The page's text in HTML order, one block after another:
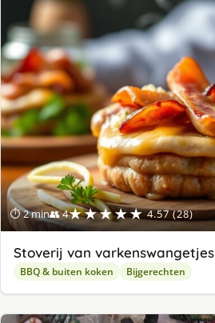
⏱ 2 min👥 4★★★★★ 4.57 (28)
Stoverij van varkenswangetjes
BBQ & buiten koken Bijgerechten